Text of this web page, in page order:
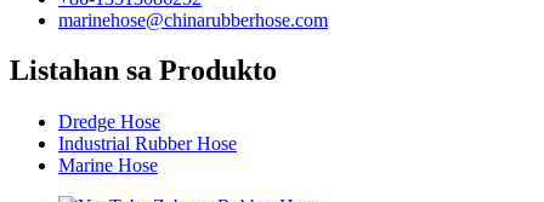
marinehose@chinarubberhose.com
Listahan sa Produkto
Dredge Hose
Industrial Rubber Hose
Marine Hose